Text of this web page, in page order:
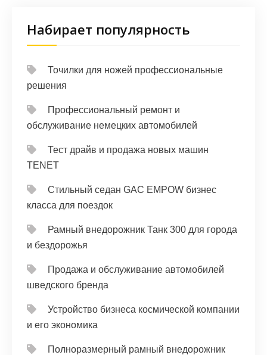
Набирает популярность
Точилки для ножей профессиональные
решения
Профессиональный ремонт и
обслуживание немецких автомобилей
Тест драйв и продажа новых машин
TENET
Стильный седан GAC EMPOW бизнес
класса для поездок
Рамный внедорожник Танк 300 для города
и бездорожья
Продажа и обслуживание автомобилей
шведского бренда
Устройство бизнеса космической компании
и его экономика
Полноразмерный рамный внедорожник